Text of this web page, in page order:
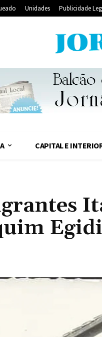
Unidades Publicidade
CAPITAL E